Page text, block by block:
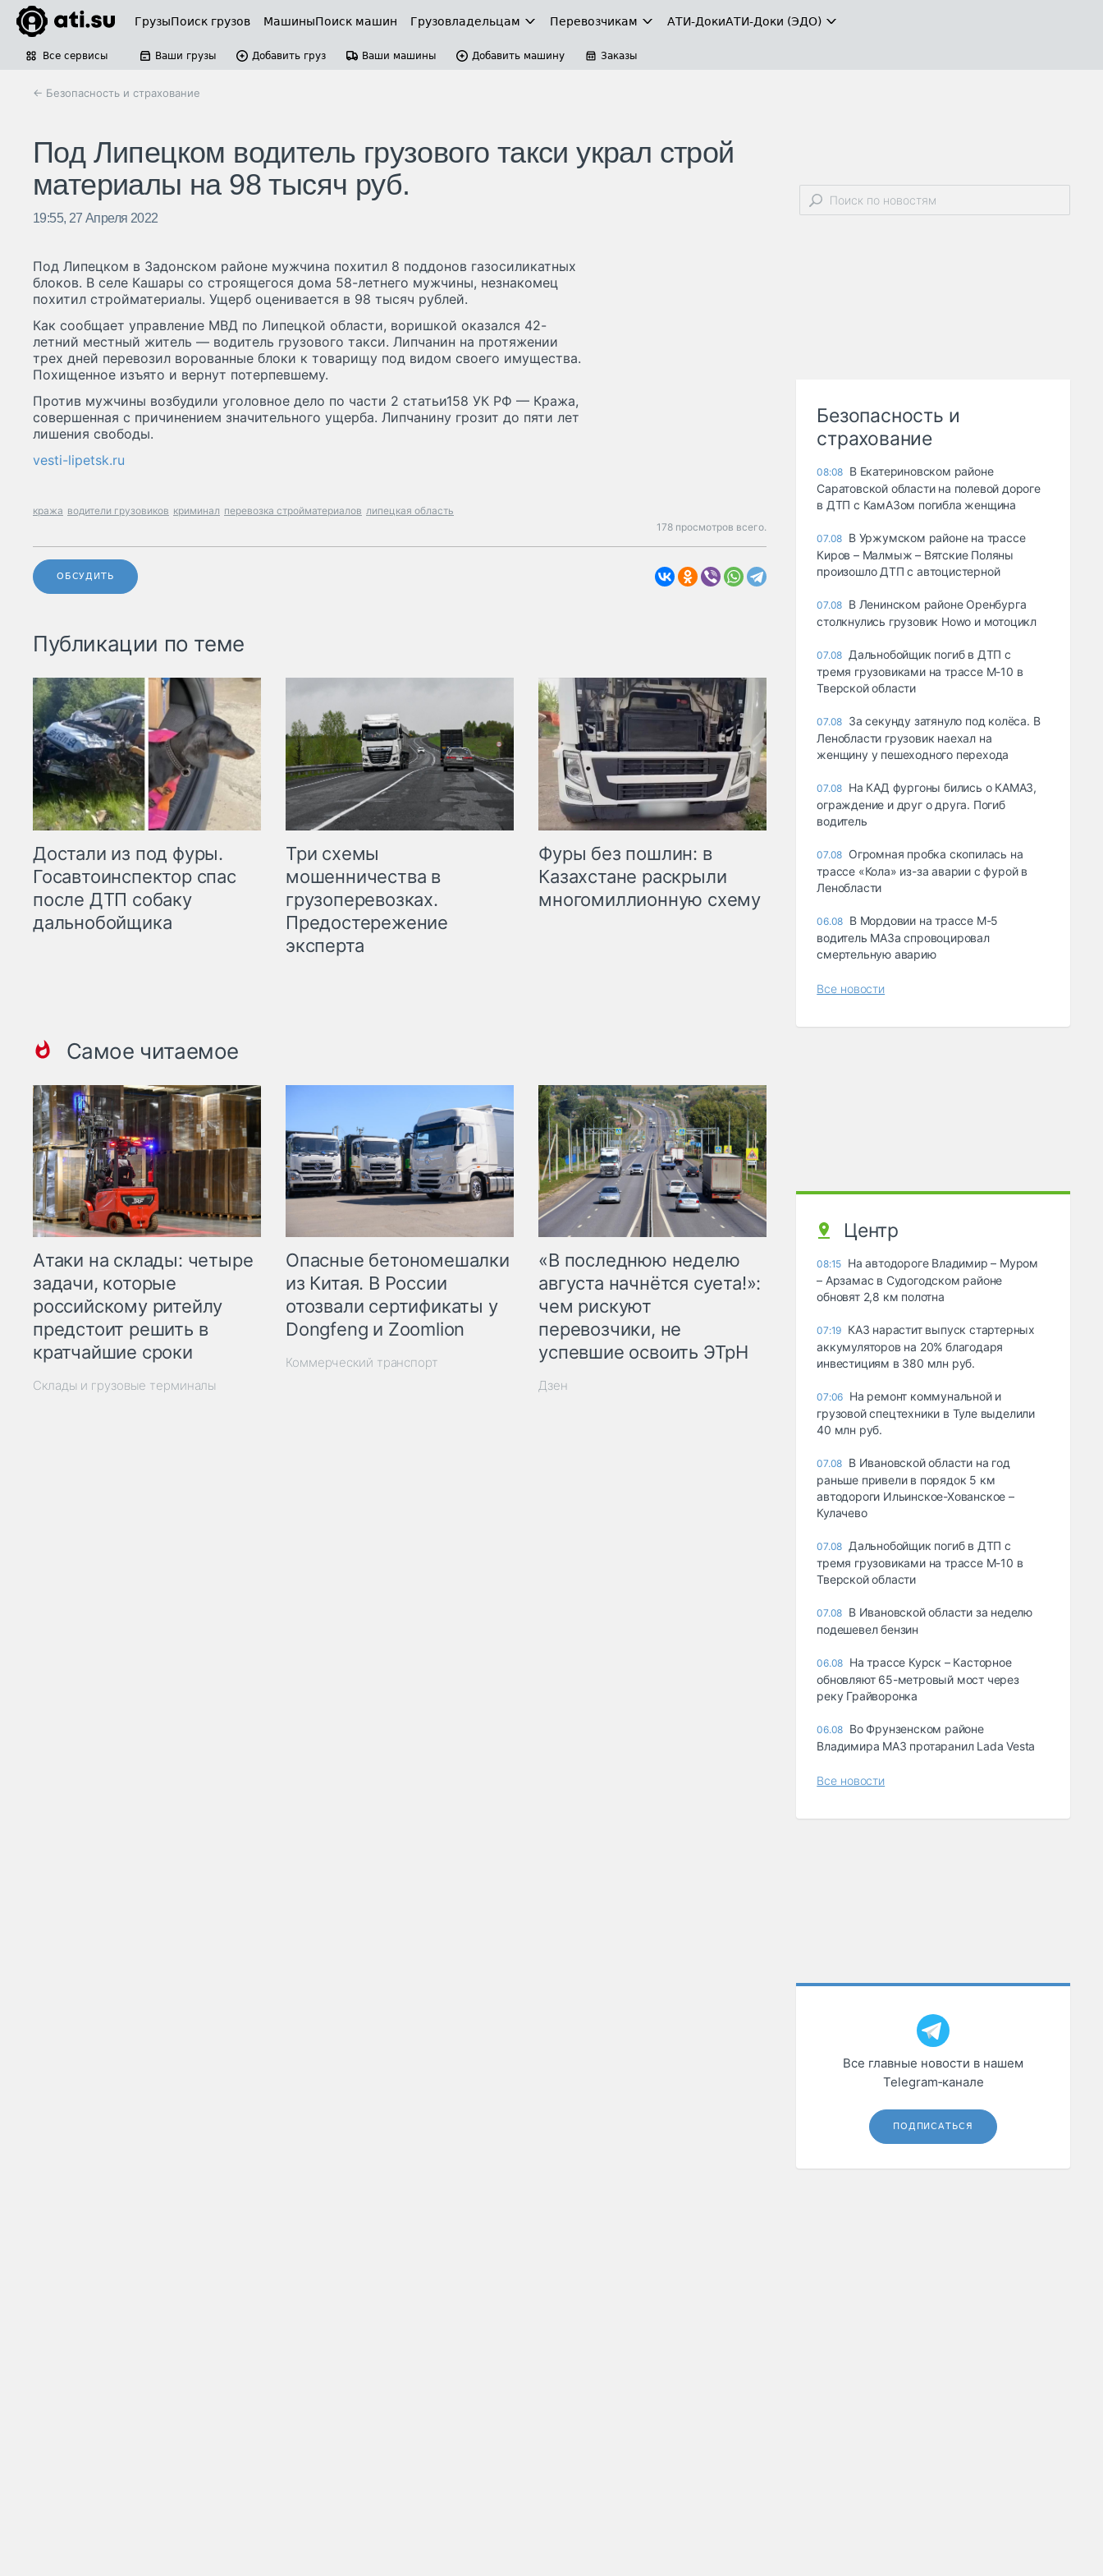
ГрузыПоиск грузов МашиныПоиск машин Грузовладельцам Перевозчикам АТИ-ДокиАТИ-Доки (ЭДО)
Все сервисы Ваши грузы Добавить груз Ваши машины Добавить машину Заказы
← Безопасность и страхование
Под Липецком водитель грузового такси украл строй
материалы на 98 тысяч руб.
19:55, 27 Апреля 2022
Под Липецком в Задонском районе мужчина похитил 8 поддонов газосиликатных
блоков. В селе Кашары со строящегося дома 58-летнего мужчины, незнакомец
похитил стройматериалы. Ущерб оценивается в 98 тысяч рублей.
Как сообщает управление МВД по Липецкой области, воришкой оказался 42-
летний местный житель — водитель грузового такси. Липчанин на протяжении
трех дней перевозил ворованные блоки к товарищу под видом своего имущества.
Похищенное изъято и вернут потерпевшему.
Против мужчины возбудили уголовное дело по части 2 статьи158 УК РФ — Кража,
совершенная с причинением значительного ущерба. Липчанину грозит до пяти лет
лишения свободы.
vesti-lipetsk.ru
кража водители грузовиков криминал перевозка стройматериалов липецкая область
178 просмотров всего.
ОБСУДИТЬ
Публикации по теме
Достали из под фуры.
Госавтоинспектор спас
после ДТП собаку
дальнобойщика
Три схемы
мошенничества в
грузоперевозках.
Предостережение
эксперта
Фуры без пошлин: в
Казахстане раскрыли
многомиллионную схему
Самое читаемое
Атаки на склады: четыре
задачи, которые
российскому ритейлу
предстоит решить в
кратчайшие сроки
Склады и грузовые терминалы
Опасные бетономешалки
из Китая. В России
отозвали сертификаты у
Dongfeng и Zoomlion
Коммерческий транспорт
«В последнюю неделю
августа начнётся суета!»:
чем рискуют
перевозчики, не
успевшие освоить ЭТрН
Дзен
Безопасность и
страхование
08:08 В Екатериновском районе
Саратовской области на полевой дороге
в ДТП с КамАЗом погибла женщина
07.08 В Уржумском районе на трассе
Киров – Малмыж – Вятские Поляны
произошло ДТП с автоцистерной
07.08 В Ленинском районе Оренбурга
столкнулись грузовик Howo и мотоцикл
07.08 Дальнобойщик погиб в ДТП с
тремя грузовиками на трассе М-10 в
Тверской области
07.08 За секунду затянуло под колёса. В
Ленобласти грузовик наехал на
женщину у пешеходного перехода
07.08 На КАД фургоны бились о КАМАЗ,
ограждение и друг о друга. Погиб
водитель
07.08 Огромная пробка скопилась на
трассе «Кола» из-за аварии с фурой в
Ленобласти
06.08 В Мордовии на трассе М-5
водитель МАЗа спровоцировал
смертельную аварию
Все новости
Центр
08:15 На автодороге Владимир – Муром
– Арзамас в Судогодском районе
обновят 2,8 км полотна
07:19 КАЗ нарастит выпуск стартерных
аккумуляторов на 20% благодаря
инвестициям в 380 млн руб.
07:06 На ремонт коммунальной и
грузовой спецтехники в Туле выделили
40 млн руб.
07.08 В Ивановской области на год
раньше привели в порядок 5 км
автодороги Ильинское-Хованское –
Кулачево
07.08 Дальнобойщик погиб в ДТП с
тремя грузовиками на трассе М-10 в
Тверской области
07.08 В Ивановской области за неделю
подешевел бензин
06.08 На трассе Курск – Касторное
обновляют 65-метровый мост через
реку Грайворонка
06.08 Во Фрунзенском районе
Владимира МАЗ протаранил Lada Vesta
Все новости
Все главные новости в нашем
Telegram‑канале
ПОДПИСАТЬСЯ